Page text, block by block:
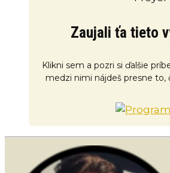
Zaujali ťa tieto
Klikni sem a pozri si ďalšie
medzi nimi nájdeš presne to,